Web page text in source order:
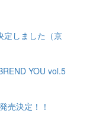
定しました（京
YOU vol.5
売決定！！